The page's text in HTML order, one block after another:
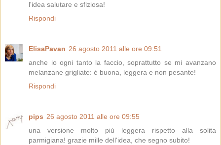
l'idea salutare e sfiziosa!
Rispondi
ElisaPavan 26 agosto 2011 alle ore 09:51
anche io ogni tanto la faccio, soprattutto se mi avanzano
melanzane grigliate: è buona, leggera e non pesante!
Rispondi
pips 26 agosto 2011 alle ore 09:55
una versione molto più leggera rispetto alla solita
parmigiana! grazie mille dell'idea, che segno subito!